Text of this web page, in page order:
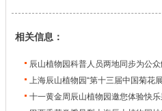
相关信息：
辰山植物园科普人员两地同步为公
上海辰山植物园“第十三届中国菊花
十一黄金周辰山植物园邀您体验快